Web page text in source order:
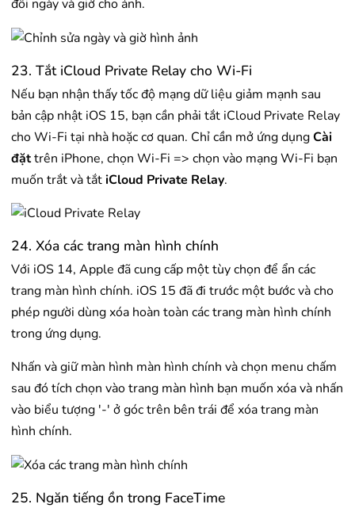
đổi ngày và giờ cho ảnh.
23. Tắt iCloud Private Relay cho Wi-Fi
Nếu bạn nhận thấy tốc độ mạng dữ liệu giảm mạnh sau
bản cập nhật iOS 15, bạn cần phải tắt iCloud Private Relay
cho Wi-Fi tại nhà hoặc cơ quan. Chỉ cần mở ứng dụngCài
đặttrên iPhone, chọn Wi-Fi => chọn vào mạng Wi-Fi bạn
muốn trắt và tắtiCloud Private Relay.
24. Xóa các trang màn hình chính
Với iOS 14, Apple đã cung cấp một tùy chọn để ẩn các
trang màn hình chính. iOS 15 đã đi trước một bước và cho
phép người dùng xóa hoàn toàn các trang màn hình chính
trong ứng dụng.
Nhấn và giữ màn hình màn hình chính và chọn menu chấm
sau đó tích chọn vào trang màn hình bạn muốn xóa và nhấn
vào biểu tượng '-' ở góc trên bên trái để xóa trang màn
hình chính.
25. Ngăn tiếng ồn trong FaceTime